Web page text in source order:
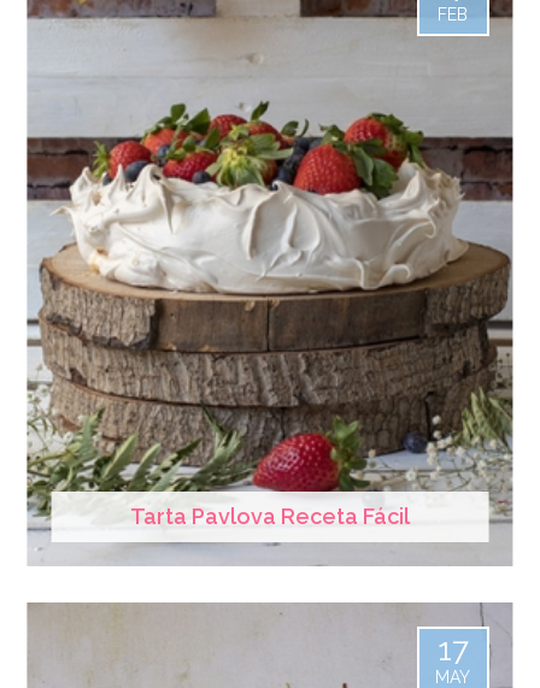
Tarta Pavlova Receta Fácil
FEB
17
MAY